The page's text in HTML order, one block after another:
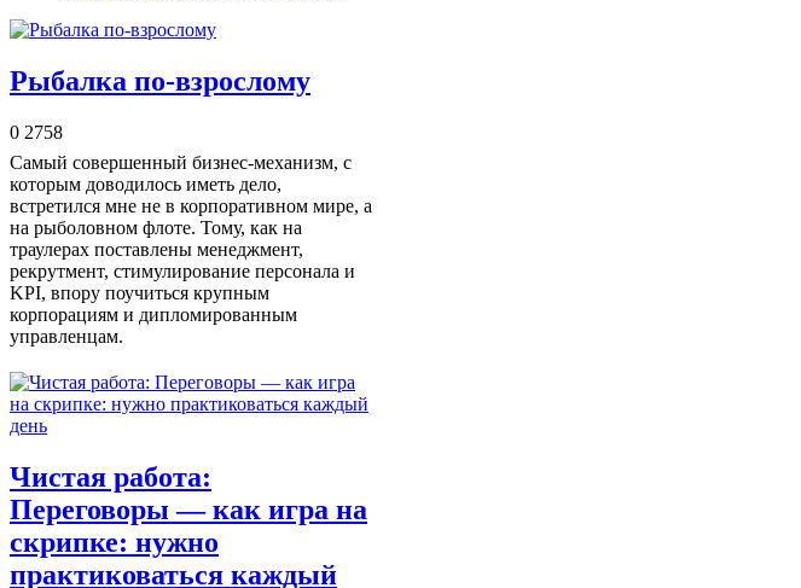
Рыбалка по-взрослому
0 2758
Самый совершенный бизнес‑механизм, с
которым доводилось иметь дело,
встретился мне не в корпоративном мире, а
на рыболовном флоте. Тому, как на
траулерах поставлены менеджмент,
рекрутмент, стимулирование персонала и
KPI, впору поучиться крупным
корпорациям и дипломированным
управленцам.
Чистая работа:
Переговоры — как игра на
скрипке: нужно
практиковаться каждый